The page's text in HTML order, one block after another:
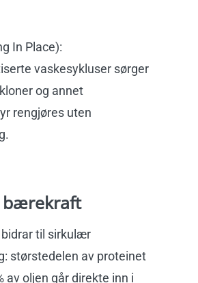
In Place):
vaskesykluser sørger
og annet
rengjøres uten
bærekraft
til sirkulær
størstedelen av proteinet
av oljen går direkte inn i